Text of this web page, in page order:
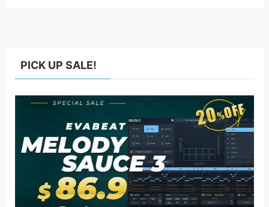
PICK UP SALE!